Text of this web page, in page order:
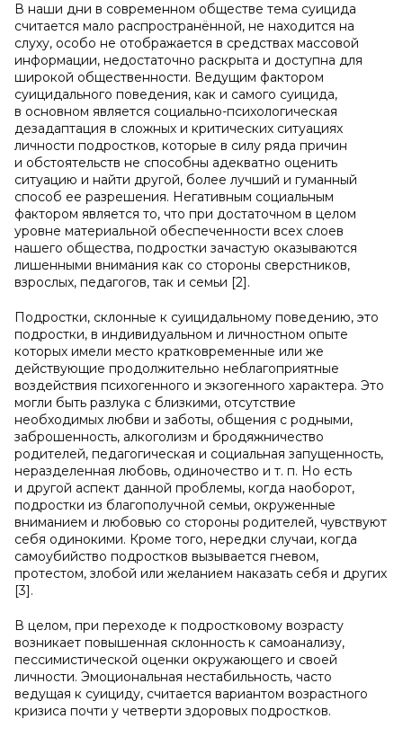
В наши дни в современном обществе тема суицида
считается мало распространённой, не находится на
слуху, особо не отображается в средствах массовой
информации, недостаточно раскрыта и доступна для
широкой общественности. Ведущим фактором
суицидального поведения, как и самого суицида,
в основном является социально-психологическая
дезадаптация в сложных и критических ситуациях
личности подростков, которые в силу ряда причин
и обстоятельств не способны адекватно оценить
ситуацию и найти другой, более лучший и гуманный
способ ее разрешения. Негативным социальным
фактором является то, что при достаточном в целом
уровне материальной обеспеченности всех слоев
нашего общества, подростки зачастую оказываются
лишенными внимания как со стороны сверстников,
взрослых, педагогов, так и семьи [2].
Подростки, склонные к суицидальному поведению, это
подростки, в индивидуальном и личностном опыте
которых имели место кратковременные или же
действующие продолжительно неблагоприятные
воздействия психогенного и экзогенного характера. Это
могли быть разлука с близкими, отсутствие
необходимых любви и заботы, общения с родными,
заброшенность, алкоголизм и бродяжничество
родителей, педагогическая и социальная запущенность,
неразделенная любовь, одиночество и т. п. Но есть
и другой аспект данной проблемы, когда наоборот,
подростки из благополучной семьи, окруженные
вниманием и любовью со стороны родителей, чувствуют
себя одинокими. Кроме того, нередки случаи, когда
самоубийство подростков вызывается гневом,
протестом, злобой или желанием наказать себя и других
[3].
В целом, при переходе к подростковому возрасту
возникает повышенная склонность к самоанализу,
пессимистической оценки окружающего и своей
личности. Эмоциональная нестабильность, часто
ведущая к суициду, считается вариантом возрастного
кризиса почти у четверти здоровых подростков.